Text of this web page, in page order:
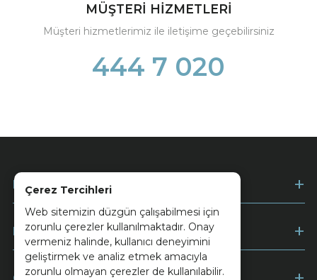
Çerez Tercihleri
Web sitemizin düzgün çalışabilmesi için
zorunlu çerezler kullanılmaktadır. Onay
vermeniz halinde, kullanıcı deneyimini
geliştirmek ve analiz etmek amacıyla
zorunlu olmayan çerezler de kullanılabilir.
MÜŞTERİ HİZMETLERİ
Müşteri hizmetlerimiz ile iletişime geçebilirsiniz
444 7 020
Kurumsal
Müşteri Hizmetleri